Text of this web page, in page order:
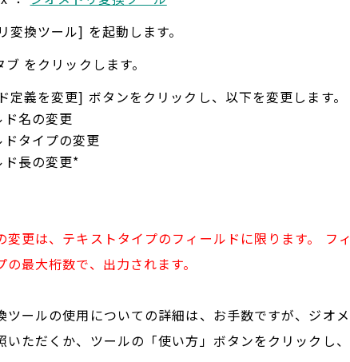
変換ツール] を起動します。
をクリックします。
定義を変更] ボタンをクリックし、以下を変更します。
ド名の変更
ドタイプの変更
ド長の変更*
変更は、テキストタイプのフィールドに限ります。
最大桁数で、出力されます。
ツールの使用についての詳細は、お手数ですが、ジオ
いただくか、ツールの「使い方」ボタンをクリックし